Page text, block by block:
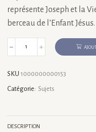
représente Joseph et la
berceau de l’Enfant Jésus.
quantité
de
Nativité
SKU 1000000000153
Catégorie: Sujets
DESCRIPTION